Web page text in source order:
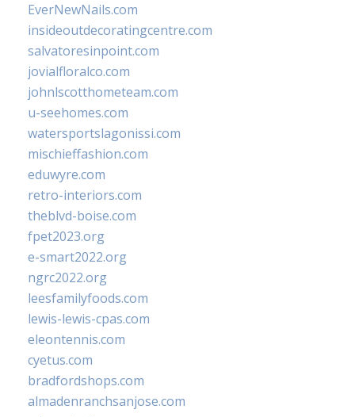
EverNewNails.com
insideoutdecoratingcentre.com
salvatoresinpoint.com
jovialfloralco.com
johnlscotthometeam.com
u-seehomes.com
watersportslagonissi.com
mischieffashion.com
eduwyre.com
retro-interiors.com
theblvd-boise.com
fpet2023.org
e-smart2022.org
ngrc2022.org
leesfamilyfoods.com
lewis-lewis-cpas.com
eleontennis.com
cyetus.com
bradfordshops.com
almadenranchsanjose.com